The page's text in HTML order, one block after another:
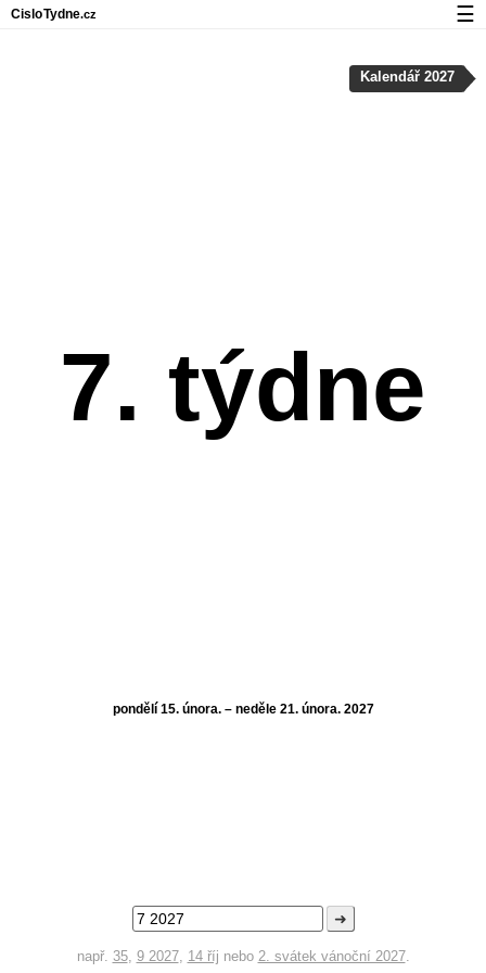
7. týdne
pondělí 15. února. – neděle 21. února. 2027
➜
např. 35, 9 2027, 14 říj nebo 2. svátek vánoční 2027.
Kalendář 2027
CisloTydne.cz ☰